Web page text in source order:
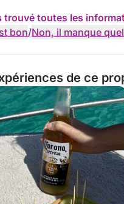
trouvé toutes les
bon/Non, il manque
de ce